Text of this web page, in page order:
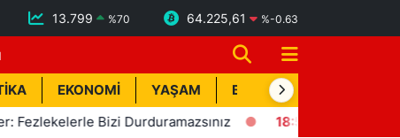
13.799 %70 64.225,61 %-0.63
EKONOMİ YAŞAM BİK İLAN
Bizi Durduramazsınız 18:57 Erdemli'de Deprem!